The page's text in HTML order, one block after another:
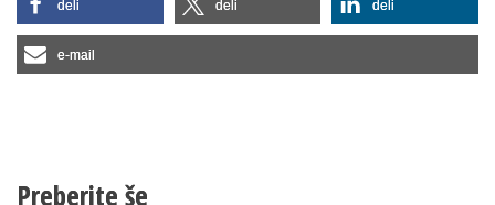
deli deli deli
e-mail
Preberite še